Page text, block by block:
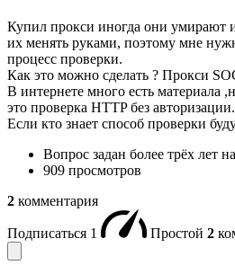
Купил прокси иногда они умирают
их менять руками, поэтому мне
процесс проверки.
Как это можно сделать ? Прокси
В интернете много есть материала
это проверка HTTP без авторизации.
Если кто знает способ проверки
Вопрос задан более трёх лет
909 просмотров
2 комментария
Подписаться 1 Простой 2